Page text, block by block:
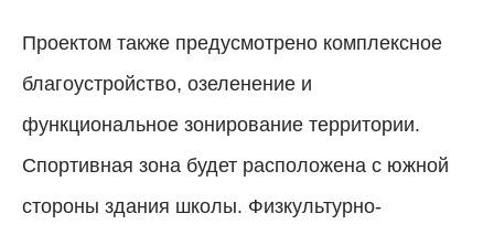
Проектом также предусмотрено комплексное
благоустройство, озеленение и
функциональное зонирование территории.
Спортивная зона будет расположена с южной
стороны здания школы. Физкультурно-